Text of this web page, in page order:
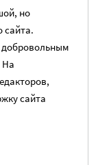
но
сайта.
добровольным
На
сайта